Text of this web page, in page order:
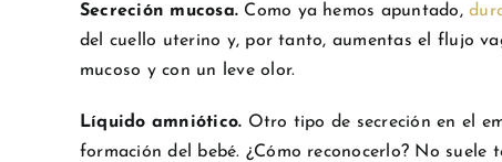
Secreción mucosa. Como ya hemos apuntado,
del cuello uterino y, por tanto, aumentas el flujo
mucoso y con un leve olor.
Líquido amniótico. Otro tipo de secreción en el
formación del bebé. ¿Cómo reconocerlo? No